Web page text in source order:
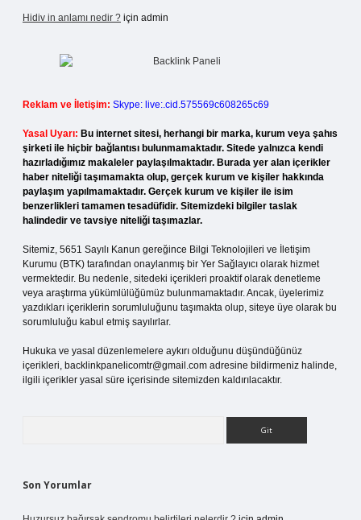
Hidiv in anlamı nedir ? için admin
Reklam ve İletişim: Skype: live:.cid.575569c608265c69
Yasal Uyarı: Bu internet sitesi, herhangi bir marka, kurum veya şahıs
şirketi ile hiçbir bağlantısı bulunmamaktadır. Sitede yalnızca kendi
hazırladığımız makaleler paylaşılmaktadır. Burada yer alan içerikler
haber niteliği taşımamakta olup, gerçek kurum ve kişiler hakkında
paylaşım yapılmamaktadır. Gerçek kurum ve kişiler ile isim
benzerlikleri tamamen tesadüfidir. Sitemizdeki bilgiler taslak
halindedir ve tavsiye niteliği taşımazlar.
Sitemiz, 5651 Sayılı Kanun gereğince Bilgi Teknolojileri ve İletişim
Kurumu (BTK) tarafından onaylanmış bir Yer Sağlayıcı olarak hizmet
vermektedir. Bu nedenle, sitedeki içerikleri proaktif olarak denetleme
veya araştırma yükümlülüğümüz bulunmamaktadır. Ancak, üyelerimiz
yazdıkları içeriklerin sorumluluğunu taşımakta olup, siteye üye olarak bu
sorumluluğu kabul etmiş sayılırlar.
Hukuka ve yasal düzenlemelere aykırı olduğunu düşündüğünüz
içerikleri, backlinkpanelicomtr@gmail.com adresine bildirmeniz halinde,
ilgili içerikler yasal süre içerisinde sitemizden kaldırılacaktır.
Son Yorumlar